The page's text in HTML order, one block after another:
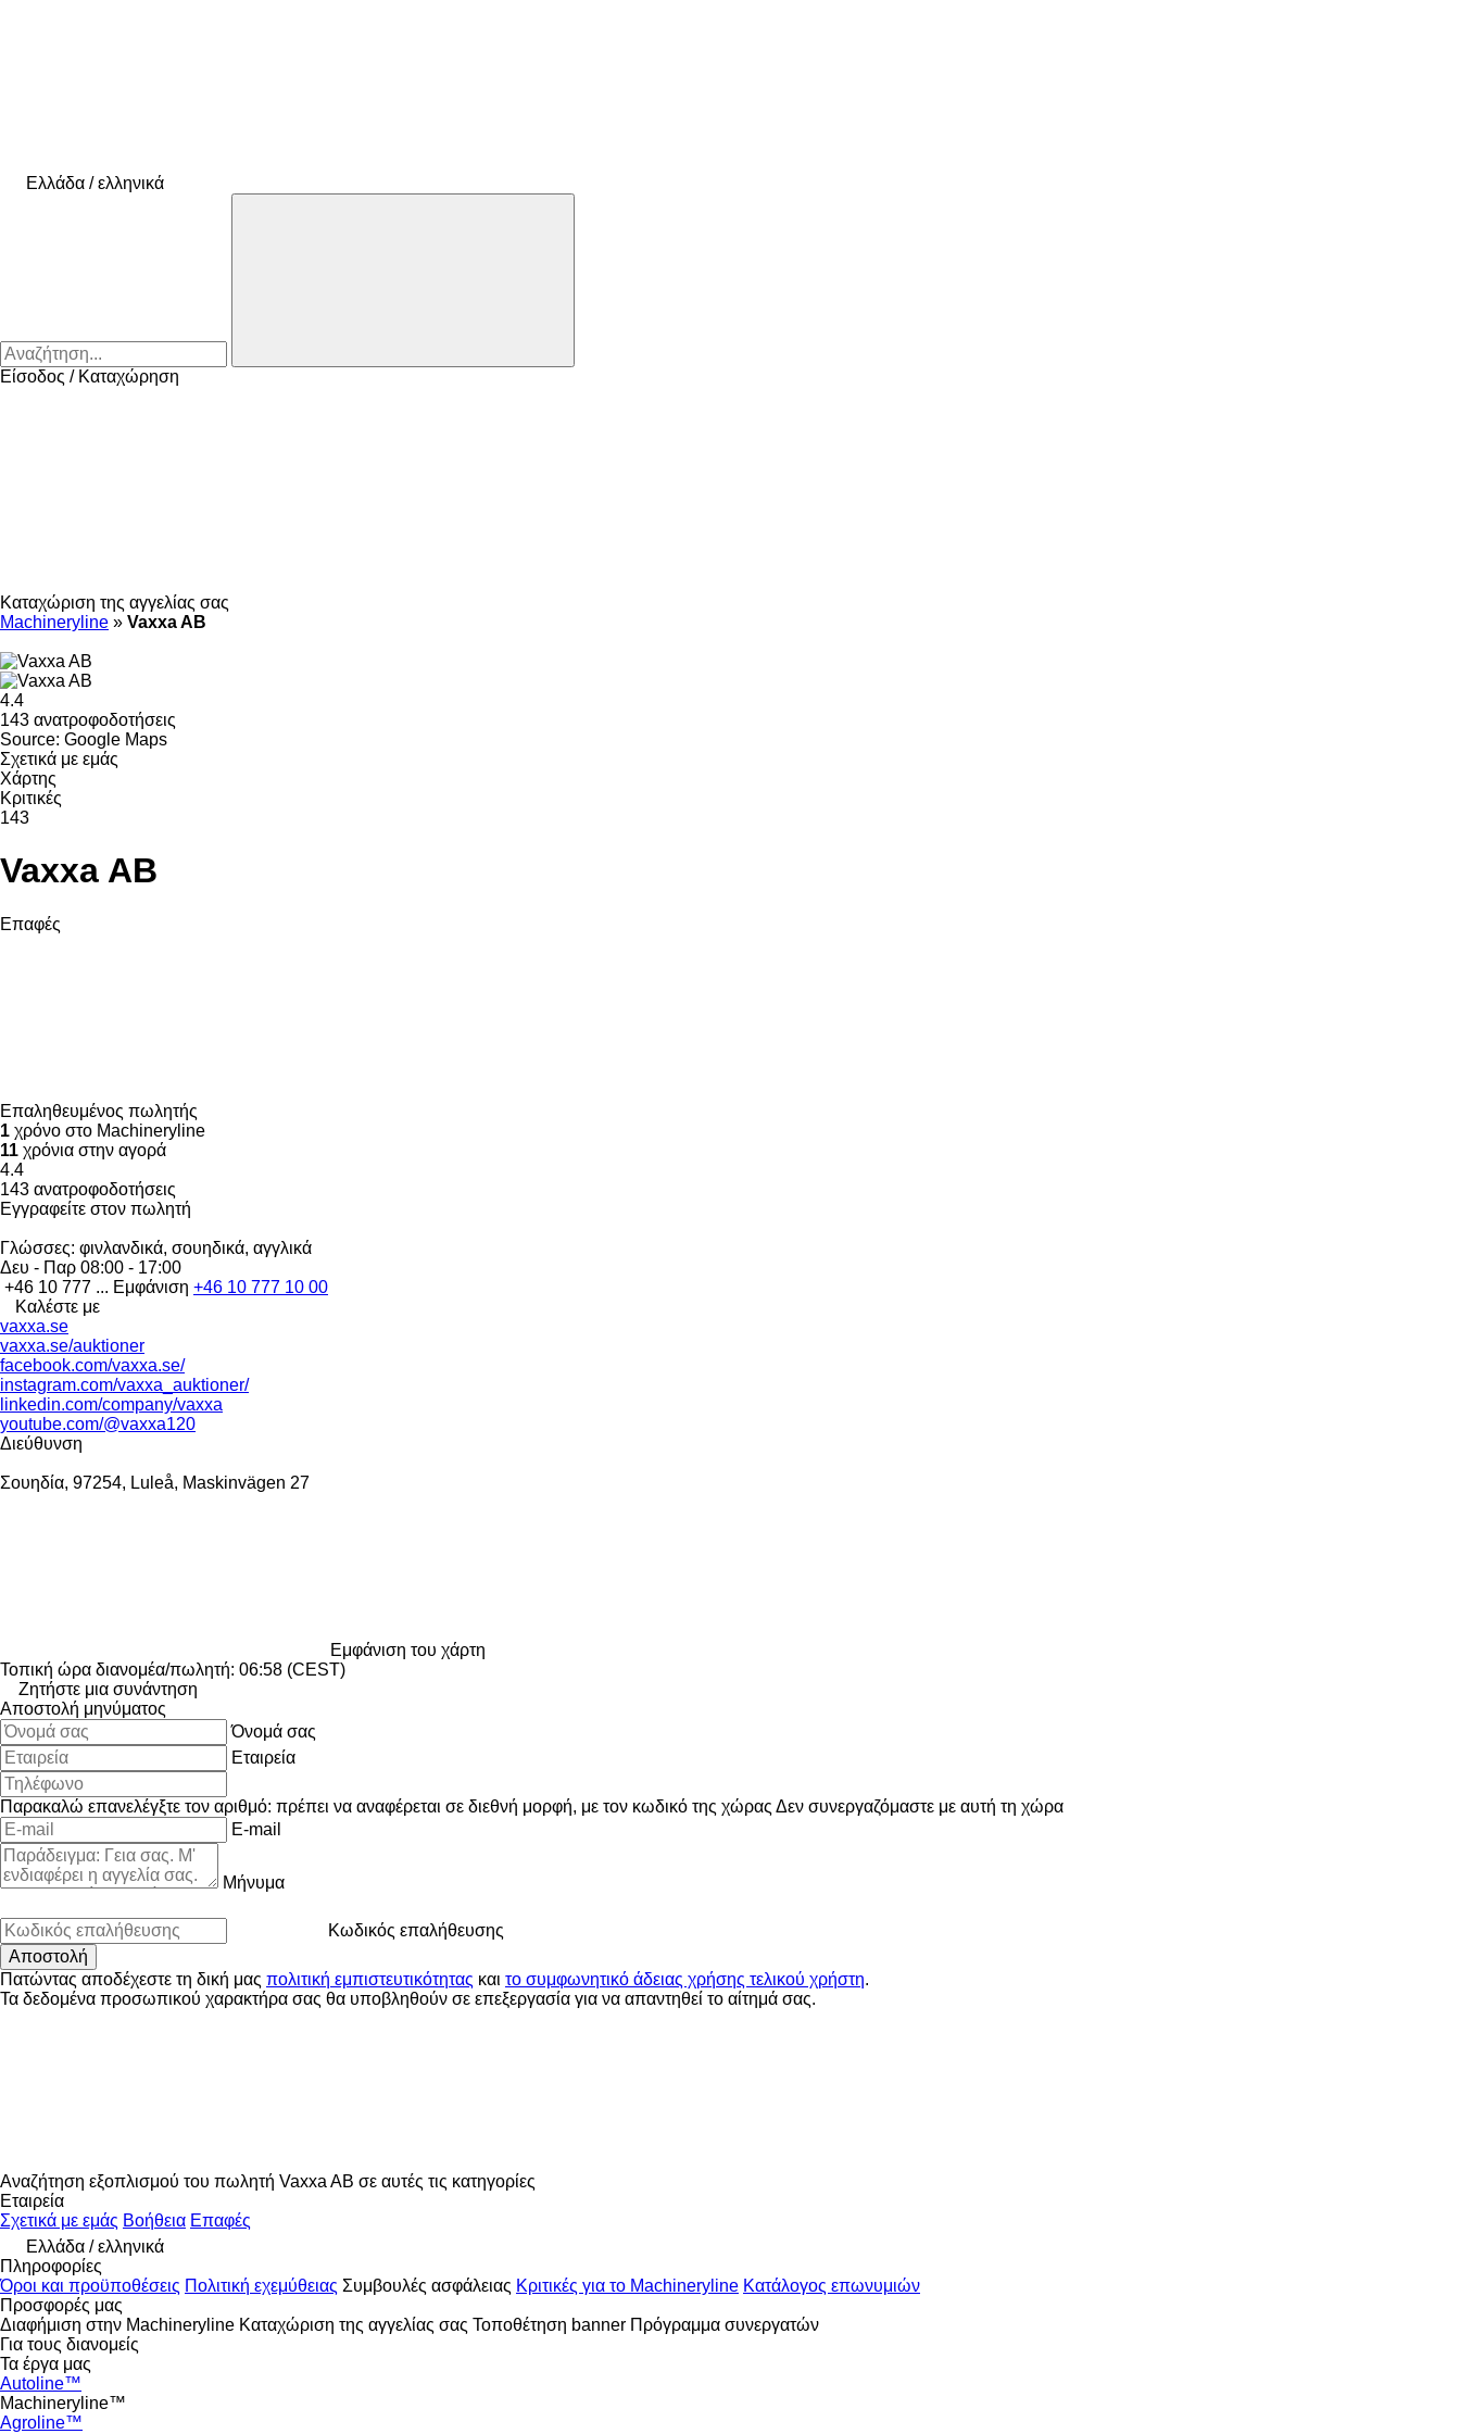
Ελλάδα / ελληνικά
Είσοδος / Καταχώρηση
Καταχώριση της αγγελίας σας
Machineryline » Vaxxa AB
4.4
143 ανατροφοδοτήσεις
Source: Google Maps
Σχετικά με εμάς
Χάρτης
Κριτικές
143
Vaxxa AB
Επαφές
Επαληθευμένος πωλητής
1 χρόνο στο Machineryline
11 χρόνια στην αγορά
4.4
143 ανατροφοδοτήσεις
Εγγραφείτε στον πωλητή
Γλώσσες: φινλανδικά, σουηδικά, αγγλικά
Δευ - Παρ 08:00 - 17:00
+46 10 777 ... Εμφάνιση +46 10 777 10 00
Καλέστε με
vaxxa.se
vaxxa.se/auktioner
facebook.com/vaxxa.se/
instagram.com/vaxxa_auktioner/
linkedin.com/company/vaxxa
youtube.com/@vaxxa120
Διεύθυνση
Σουηδία, 97254, Luleå, Maskinvägen 27
Εμφάνιση του χάρτη
Τοπική ώρα διανομέα/πωλητή: 06:58 (CEST)
Ζητήστε μια συνάντηση
Αποστολή μηνύματος
Όνομά σας
Εταιρεία
Παρακαλώ επανελέγξτε τον αριθμό: πρέπει να αναφέρεται σε διεθνή μορφή, με τον κωδικό της χώρας Δεν συνεργαζόμαστε με αυτή τη χώρα
E-mail
Μήνυμα
Κωδικός επαλήθευσης
Πατώντας αποδέχεστε τη δική μας πολιτική εμπιστευτικότητας και το συμφωνητικό άδειας χρήσης τελικού χρήστη.
Τα δεδομένα προσωπικού χαρακτήρα σας θα υποβληθούν σε επεξεργασία για να απαντηθεί το αίτημά σας.
Αναζήτηση εξοπλισμού του πωλητή Vaxxa AB σε αυτές τις κατηγορίες
Εταιρεία
Σχετικά με εμάς Βοήθεια Επαφές
Ελλάδα / ελληνικά
Πληροφορίες
Όροι και προϋποθέσεις Πολιτική εχεμύθειας Συμβουλές ασφάλειας Κριτικές για το Machineryline Κατάλογος επωνυμιών
Προσφορές μας
Διαφήμιση στην Machineryline Καταχώριση της αγγελίας σας Τοποθέτηση banner Πρόγραμμα συνεργατών
Για τους διανομείς
Τα έργα μας
Autoline™
Machineryline™
Agroline™